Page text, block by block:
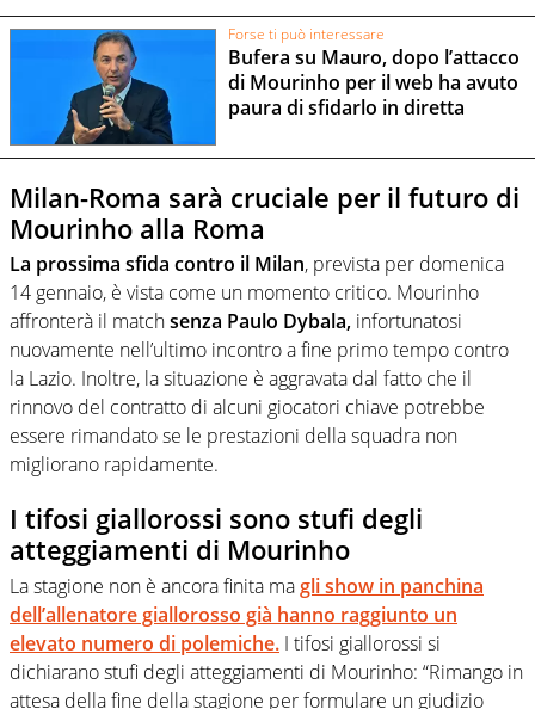
Forse ti può interessare
Bufera su Mauro, dopo l’attacco
di Mourinho per il web ha avuto
paura di sfidarlo in diretta
Milan-Roma sarà cruciale per il futuro di
Mourinho alla Roma
La prossima sfida contro il Milan, prevista per domenica
14 gennaio, è vista come un momento critico. Mourinho
affronterà il matchsenza Paulo Dybala, infortunatosi
nuovamente nell’ultimo incontro a fine primo tempo contro
la Lazio. Inoltre, la situazione è aggravata dal fatto che il
rinnovo del contratto di alcuni giocatori chiave potrebbe
essere rimandato se le prestazioni della squadra non
migliorano rapidamente.
I tifosi giallorossi sono stufi degli
atteggiamenti di Mourinho
La stagione non è ancora finita magli show in panchina
dell’allenatore giallorosso già hanno raggiunto un
elevato numero di polemiche. I tifosi giallorossi si
dichiarano stufi degli atteggiamenti di Mourinho: “Rimango in
attesa della fine della stagione per formulare un giudizio